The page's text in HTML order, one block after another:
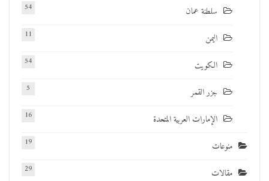
سلطنة عمان 54
اليمن 11
الكويت 54
جزر القمر 5
الإمارات العربية المتحدة 16
منوعات 19
مقالات 29